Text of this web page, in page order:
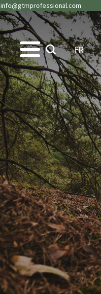
info@gtmprofessional.com
FR